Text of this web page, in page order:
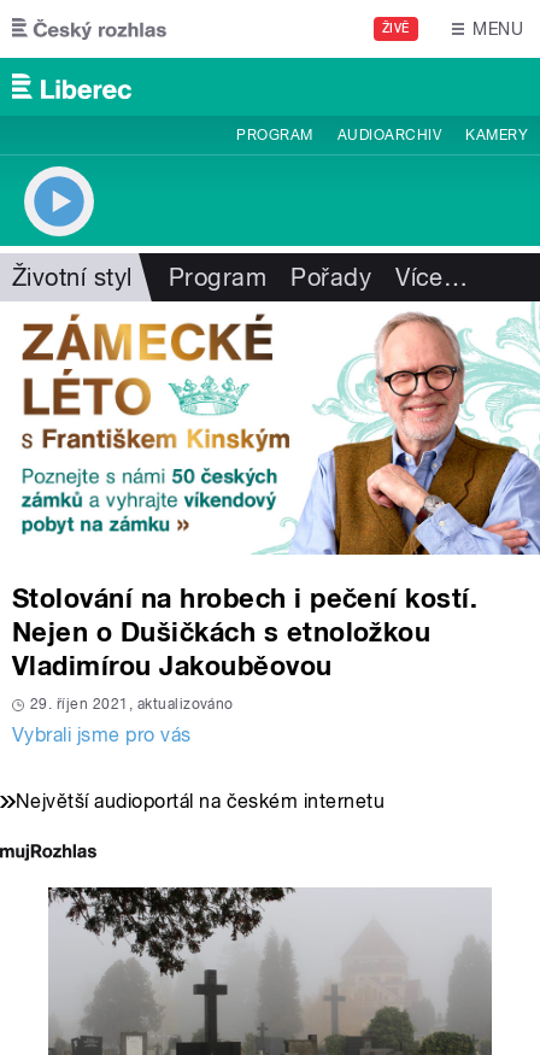
Přejít k hlavnímu obsahu
ŽIVĚ MENU
PROGRAM AUDIOARCHIV KAMERY
Životní styl Program Pořady Více…
Stolování na hrobech i pečení kostí.
Nejen o Dušičkách s etnoložkou
Vladimírou Jakouběovou
29. říjen 2021, aktualizováno
Vybrali jsme pro vás
Největší audioportál na českém internetu